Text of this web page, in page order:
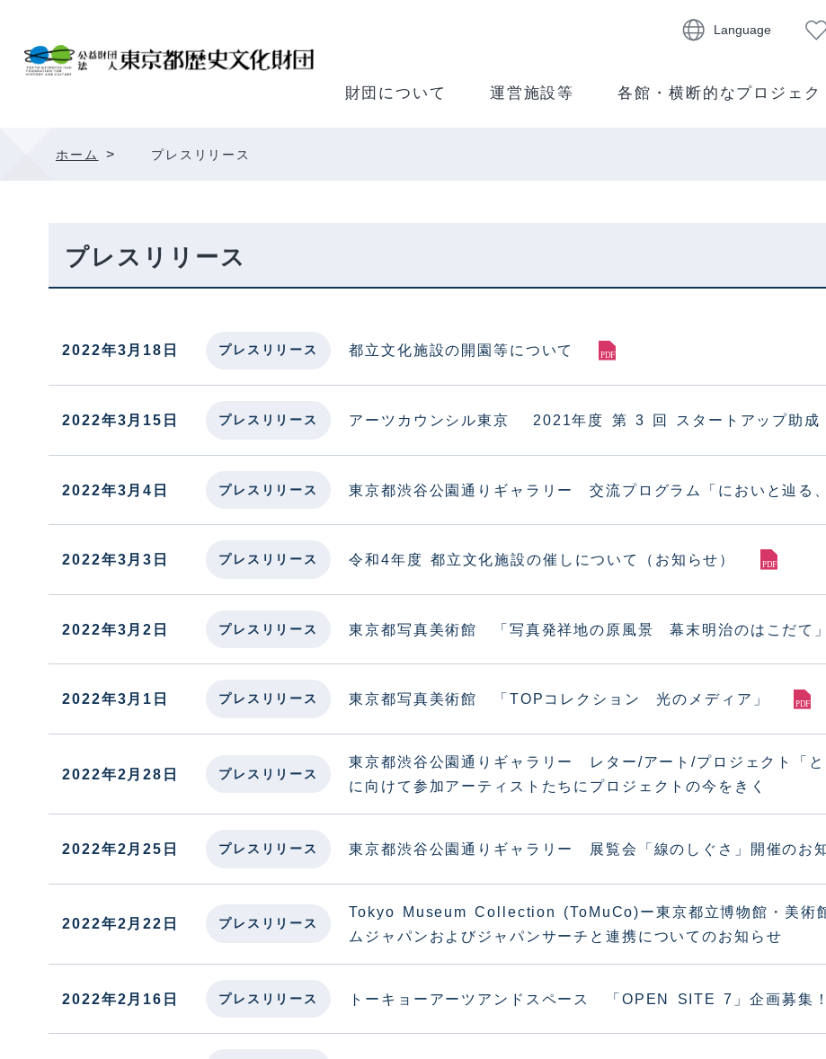
Language
財団について 運営施設等 各館・横断的なプロジェク
ホーム > プレスリリース
プレスリリース
2022年3月18日 プレスリリース 都立文化施設の開園等について
2022年3月15日 プレスリリース アーツカウンシル東京 2021年度 第 3 回 スタートアップ助成
2022年3月4日 プレスリリース 東京都渋谷公園通りギャラリー 交流プログラム「においと辿る
2022年3月3日 プレスリリース 令和4年度 都立文化施設の催しについて（お知らせ）
2022年3月2日 プレスリリース 東京都写真美術館 「写真発祥地の原風景 幕末明治のはこだて」
2022年3月1日 プレスリリース 東京都写真美術館 「TOPコレクション 光のメディア」
2022年2月28日 プレスリリース
東京都渋谷公園通りギャラリー レター/アート/プロジェクト「
に向けて参加アーティストたちにプロジェクトの今をきく
2022年2月25日 プレスリリース 東京都渋谷公園通りギャラリー 展覧会「線のしぐさ」開催のお
2022年2月22日 プレスリリース
Tokyo Museum Collection (ToMuCo)ー東京都立博物館・美術
ムジャパンおよびジャパンサーチと連携についてのお知らせ
2022年2月16日 プレスリリース トーキョーアーツアンドスペース 「OPEN SITE 7」企画募集！